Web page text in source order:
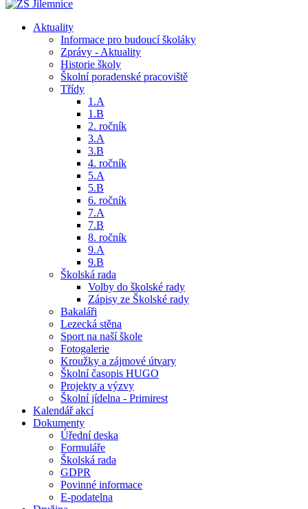
Aktuality
Informace pro budoucí školáky
Zprávy - Aktuality
Historie školy
Školní poradenské pracoviště
Třídy
1.A
1.B
2. ročník
3.A
3.B
4. ročník
5.A
5.B
6. ročník
7.A
7.B
8. ročník
9.A
9.B
Školská rada
Volby do školské rady
Zápisy ze Školské rady
Bakaláři
Lezecká stěna
Sport na naší škole
Fotogalerie
Kroužky a zájmové útvary
Školní časopis HUGO
Projekty a výzvy
Školní jídelna - Primirest
Kalendář akcí
Dokumenty
Úřední deska
Formuláře
Školská rada
GDPR
Povinné informace
E-podatelna